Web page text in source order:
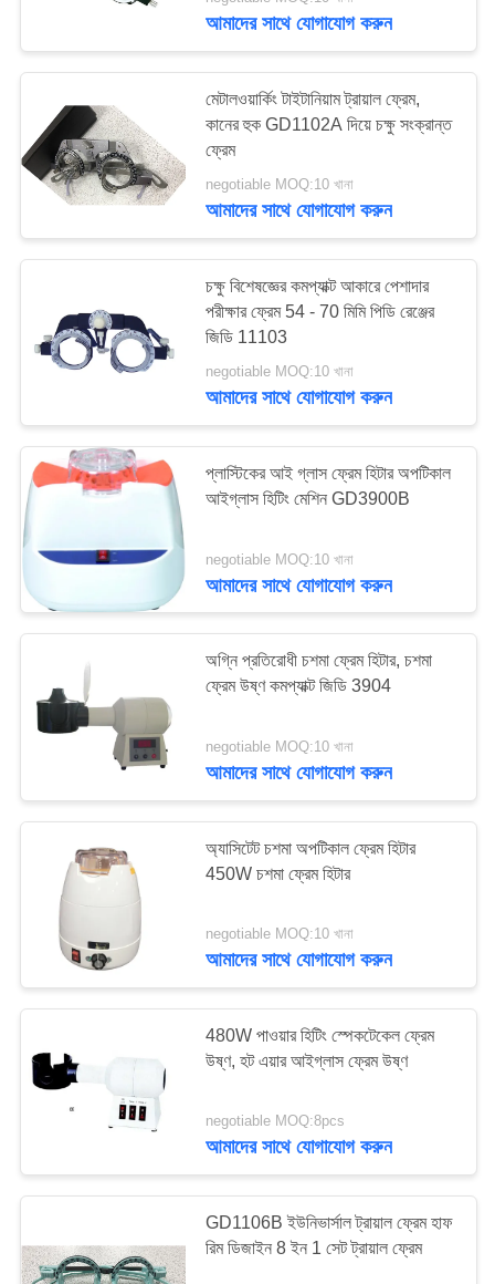
মান
নিয়ন্ত্রণ
যোগাযোগ
করুন
উদ্ধৃতির
আবেদন
ম্যাপ
PRIVACY
POLICY
আমাদের সাথে যোগাযোগ করুন
মেটালওয়ার্কিং টাইটানিয়াম ট্রায়াল ফ্রেম,
কানের হুক GD1102A দিয়ে চক্ষু সংক্রান্ত
ফ্রেম
negotiable MOQ:10 খানা
আমাদের সাথে যোগাযোগ করুন
চক্ষু বিশেষজ্ঞের কমপ্যাক্ট আকারে পেশাদার
পরীক্ষার ফ্রেম 54 - 70 মিমি পিডি রেঞ্জের
জিডি 11103
negotiable MOQ:10 খানা
আমাদের সাথে যোগাযোগ করুন
প্লাস্টিকের আই গ্লাস ফ্রেম হিটার অপটিকাল
আইগ্লাস হিটিং মেশিন GD3900B
negotiable MOQ:10 খানা
আমাদের সাথে যোগাযোগ করুন
অগ্নি প্রতিরোধী চশমা ফ্রেম হিটার, চশমা
ফ্রেম উষ্ণ কমপ্যাক্ট জিডি 3904
negotiable MOQ:10 খানা
আমাদের সাথে যোগাযোগ করুন
অ্যাসিটেট চশমা অপটিকাল ফ্রেম হিটার
450W চশমা ফ্রেম হিটার
negotiable MOQ:10 খানা
আমাদের সাথে যোগাযোগ করুন
480W পাওয়ার হিটিং স্পেকটেকেল ফ্রেম
উষ্ণ, হট এয়ার আইগ্লাস ফ্রেম উষ্ণ
negotiable MOQ:8pcs
আমাদের সাথে যোগাযোগ করুন
GD1106B ইউনিভার্সাল ট্রায়াল ফ্রেম হাফ
রিম ডিজাইন 8 ইন 1 সেট ট্রায়াল ফ্রেম